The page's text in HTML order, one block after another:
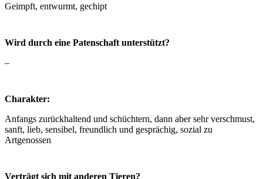
Geimpft, entwurmt, gechipt
Wird durch eine Patenschaft unterstützt?
–
Charakter:
Anfangs zurückhaltend und schüchtern, dann aber sehr verschmust,
sanft, lieb, sensibel, freundlich und gesprächig, sozial zu
Artgenossen
Verträgt sich mit anderen Tieren?